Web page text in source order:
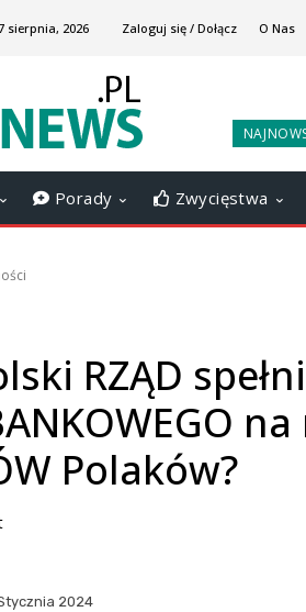
sierpnia, 2026 Zaloguj się / Dołącz O Nas
Porady Zwycięstwa
RZĄD
Polaków?
2024